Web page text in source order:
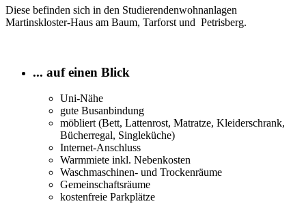
Diese befinden sich in den Studierendenwohnanlagen
Martinskloster-Haus am Baum, Tarforst und Petrisberg.
... auf einen Blick
Uni-Nähe
gute Busanbindung
möbliert (Bett, Lattenrost, Matratze, Kleiderschrank,
Bücherregal, Singleküche)
Internet-Anschluss
Warmmiete inkl. Nebenkosten
Waschmaschinen- und Trockenräume
Gemeinschaftsräume
kostenfreie Parkplätze